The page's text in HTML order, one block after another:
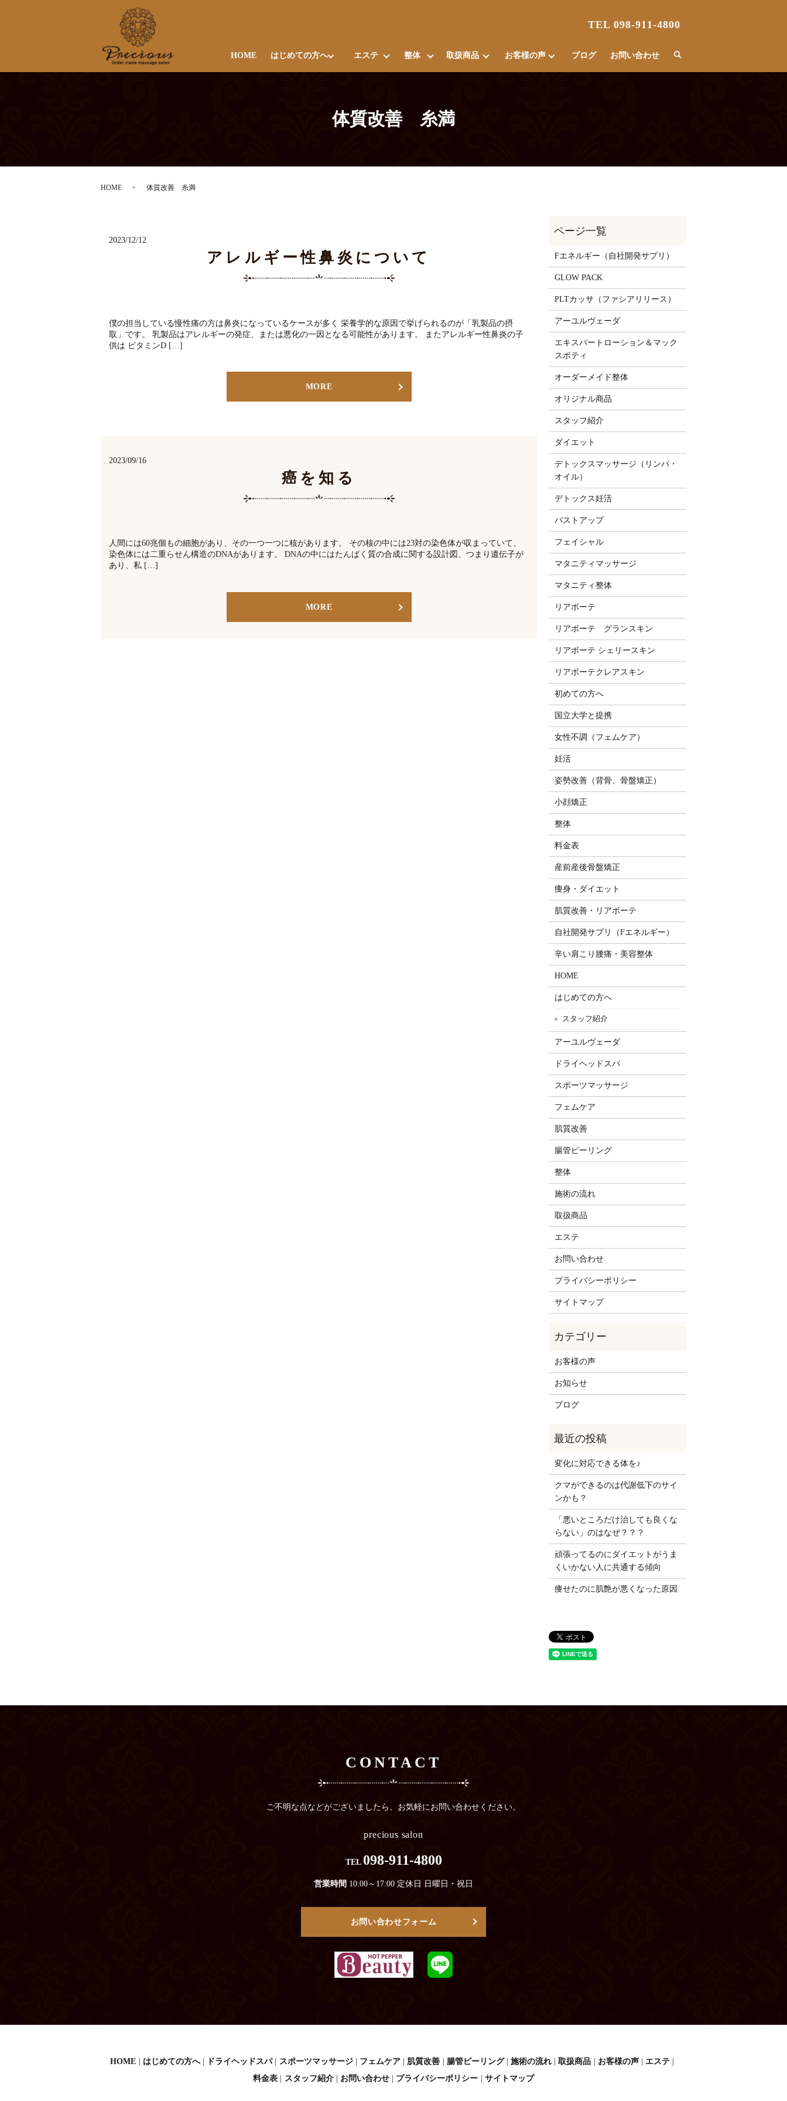
HOME はじめての方へ エステ 整体 取扱商品 お客様の声 ブログ お問い合わせ
TEL 098-911-4800
体質改善 糸満
HOME 体質改善 糸満
2023/12/12
アレルギー性鼻炎について
僕の担当している慢性痛の方は鼻炎になっているケースが多く 栄養学的な原因で挙げられるのが「乳製品の摂
取」です。 乳製品はアレルギーの発症、または悪化の一因となる可能性があります。 またアレルギー性鼻炎の子
供は ビタミンD […]
MORE
2023/09/16
癌を知る
人間には60兆個もの細胞があり、その一つ一つに核があります。 その核の中には23対の染色体が収まっていて、
染色体には二重らせん構造のDNAがあります。 DNAの中にはたんぱく質の合成に関する設計図、つまり遺伝子が
あり、私 […]
MORE
Fエネルギー（自社開発サプリ）
GLOW PACK
PLTカッサ（ファシアリリース）
アーユルヴェーダ
エキスパートローション＆マック
スボティ
オーダーメイド整体
オリジナル商品
スタッフ紹介
ダイエット
デトックスマッサージ（リンパ・
オイル）
デトックス妊活
バストアップ
フェイシャル
マタニティマッサージ
マタニティ整体
リアボーテ
リアボーテ グランスキン
リアボーテ シェリースキン
リアボーテクレアスキン
初めての方へ
国立大学と提携
女性不調（フェムケア）
妊活
姿勢改善（背骨、骨盤矯正）
小顔矯正
整体
料金表
産前産後骨盤矯正
痩身・ダイエット
肌質改善・リアボーテ
自社開発サプリ（Fエネルギー）
辛い肩こり腰痛・美容整体
HOME
はじめての方へ
スタッフ紹介
アーユルヴェーダ
ドライヘッドスパ
スポーツマッサージ
フェムケア
肌質改善
腸管ピーリング
整体
施術の流れ
取扱商品
エステ
お問い合わせ
プライバシーポリシー
サイトマップ
お客様の声
お知らせ
ブログ
変化に対応できる体を♪
クマができるのは代謝低下のサイ
ンかも？
「悪いところだけ治しても良くな
らない」のはなぜ？？？
頑張ってるのにダイエットがうま
くいかない人に共通する傾向
痩せたのに肌艶が悪くなった原因
CONTACT
ご不明な点などがございましたら、 お気軽にお問い合わせください。
precious salon
TEL 098-911-4800
営業時間 10:00～17:00 定休日 日曜日・祝日
お問い合わせフォーム
HOME はじめての方へ ドライヘッドスパ スポーツマッサージ フェムケア 肌質改善 腸管ピーリング 施術の流れ 取扱商品 お客様の声
エステ
料金表
スタッフ紹介 お問い合わせ プライバシーポリシー サイトマップ